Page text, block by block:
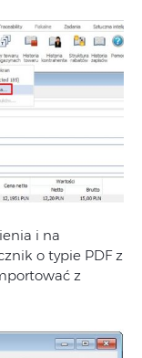
i na
o typie PDF z
z